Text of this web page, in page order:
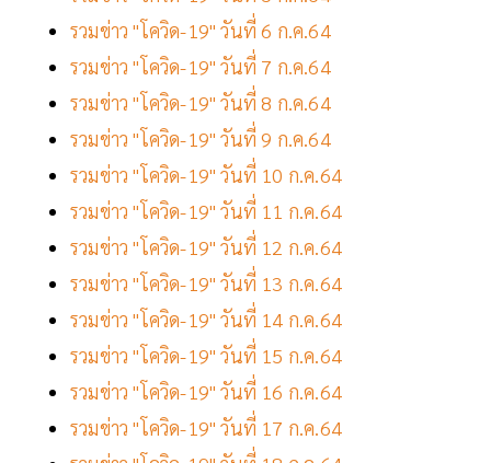
รวมข่าว "โควิด-19" วันที่ 6 ก.ค.64
รวมข่าว "โควิด-19" วันที่ 7 ก.ค.64
รวมข่าว "โควิด-19" วันที่ 8 ก.ค.64
รวมข่าว "โควิด-19" วันที่ 9 ก.ค.64
รวมข่าว "โควิด-19" วันที่ 10 ก.ค.64
รวมข่าว "โควิด-19" วันที่ 11 ก.ค.64
รวมข่าว "โควิด-19" วันที่ 12 ก.ค.64
รวมข่าว "โควิด-19" วันที่ 13 ก.ค.64
รวมข่าว "โควิด-19" วันที่ 14 ก.ค.64
รวมข่าว "โควิด-19" วันที่ 15 ก.ค.64
รวมข่าว "โควิด-19" วันที่ 16 ก.ค.64
รวมข่าว "โควิด-19" วันที่ 17 ก.ค.64